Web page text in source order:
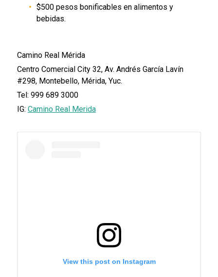
$500 pesos bonificables en alimentos y
bebidas.
Camino Real Mérida
Centro Comercial City 32, Av. Andrés García Lavín
#298, Montebello, Mérida, Yuc.
Tel: 999 689 3000
IG: Camino Real Merida
View this post on Instagram